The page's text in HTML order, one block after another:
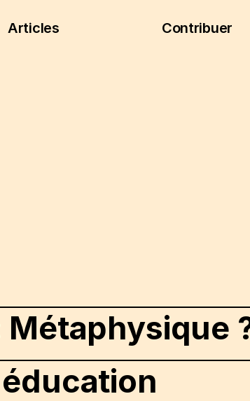
Articles Contribuer